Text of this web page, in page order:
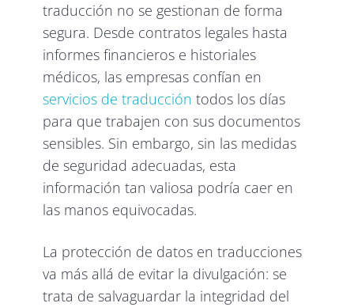
traducción no se gestionan de forma
segura. Desde contratos legales hasta
informes financieros e historiales
médicos, las empresas confían en
servicios de traducción todos los días
para que trabajen con sus documentos
sensibles. Sin embargo, sin las medidas
de seguridad adecuadas, esta
información tan valiosa podría caer en
las manos equivocadas.
La protección de datos en traducciones
va más allá de evitar la divulgación: se
trata de salvaguardar la integridad del